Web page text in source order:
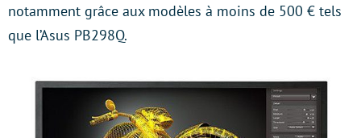
notamment grâce aux modèles à moins de 500 € tels
que l’Asus PB298Q.